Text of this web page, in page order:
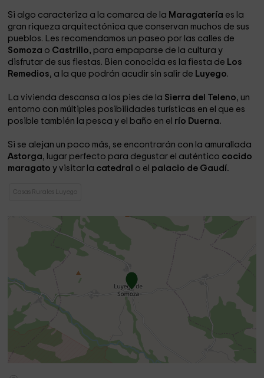
Si algo caracteriza a la comarca de la Maragatería es la
gran riqueza arquitectónica que conservan muchos de sus
pueblos. Les recomendamos un paseo por las calles de
Somoza o Castrillo, para empaparse de la cultura y
disfrutar de sus fiestas. Bien conocida es la fiesta de Los
Remedios, a la que podrán acudir sin salir de Luyego.
La vivienda descansa a los pies de la Sierra del Teleno, un
entorno con múltiples posibilidades turísticas en el que es
posible también la pesca y el baño en el río Duerna.
Si se alejan un poco más, se encontrarán con la amurallada
Astorga, lugar perfecto para degustar el auténtico cocido
maragato y visitar la catedral o el palacio de Gaudí.
Casas Rurales Luyego